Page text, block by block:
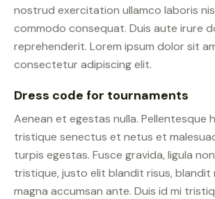
nostrud exercitation ullamco laboris
commodo consequat. Duis aute irure
reprehenderit. Lorem ipsum dolor sit
consectetur adipiscing elit.
Dress code for tournaments
Aenean et egestas nulla. Pellentesque
tristique senectus et netus et
turpis egestas. Fusce gravida, ligula
tristique, justo elit blandit risus, blandit
magna accumsan ante. Duis id mi